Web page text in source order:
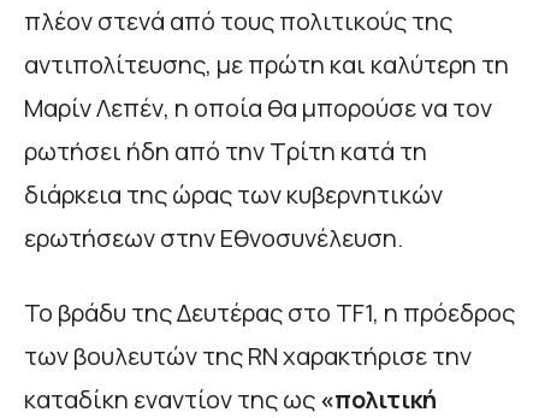
πλέον στενά από τους πολιτικούς της
αντιπολίτευσης, με πρώτη και καλύτερη τη
Μαρίν Λεπέν, η οποία θα μπορούσε να τον
ρωτήσει ήδη από την Τρίτη κατά τη
διάρκεια της ώρας των κυβερνητικών
ερωτήσεων στην Εθνοσυνέλευση.
Το βράδυ της Δευτέρας στο TF1, η πρόεδρος
των βουλευτών της RN χαρακτήρισε την
καταδίκη εναντίον της ως«πολιτική